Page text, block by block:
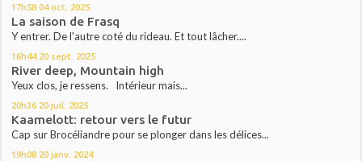
17h58 04 oct. 2025
La saison de Frasq
Y entrer. De l'autre coté du rideau. Et tout lâcher....
16h44 20 sept. 2025
River deep, Mountain high
Yeux clos, je ressens. Intérieur mais...
20h36 20 juil. 2025
Kaamelott: retour vers le futur
Cap sur Brocéliandre pour se plonger dans les délices...
19h08 20 janv. 2024